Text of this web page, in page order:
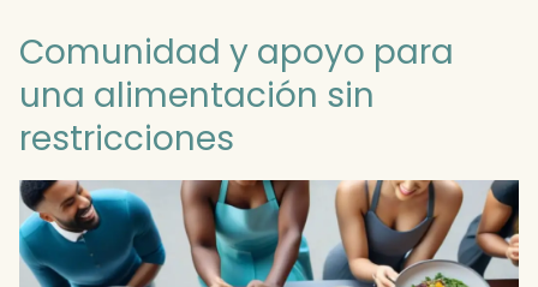
Comunidad y apoyo para
una alimentación sin
restricciones